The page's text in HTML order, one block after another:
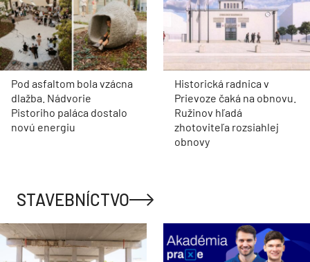
Pod asfaltom bola vzácna
dlažba. Nádvorie
Pistoriho paláca dostalo
novú energiu
Historická radnica v
Prievoze čaká na obnovu.
Ružinov hľadá
zhotoviteľa rozsiahlej
obnovy
STAVEBNÍCTVO